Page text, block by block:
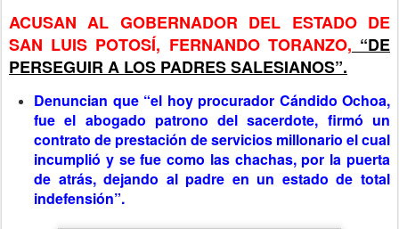
ACUSAN AL GOBERNADOR DEL ESTADO DE
SAN LUIS POTOSÍ, FERNANDO TORANZO, “DE
PERSEGUIR A LOS PADRES SALESIANOS”.
Denuncian que “el hoy procurador Cándido Ochoa,
fue el abogado patrono del sacerdote, firmó un
contrato de prestación de servicios millonario el cual
incumplió y se fue como las chachas, por la puerta
de atrás, dejando al padre en un estado de total
indefensión”.